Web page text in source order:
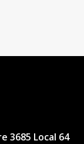
3685 Local 64